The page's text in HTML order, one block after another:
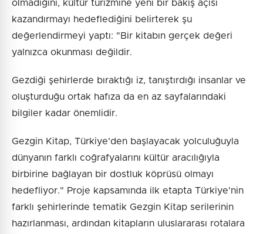
olmadığını, kültür turizmine yeni bir bakış açısı
kazandırmayı hedeflediğini belirterek şu
değerlendirmeyi yaptı: "Bir kitabın gerçek değeri
yalnızca okunması değildir.
Gezdiği şehirlerde bıraktığı iz, tanıştırdığı insanlar ve
oluşturduğu ortak hafıza da en az sayfalarındaki
bilgiler kadar önemlidir.
Gezgin Kitap, Türkiye'den başlayacak yolculuğuyla
dünyanın farklı coğrafyalarını kültür aracılığıyla
birbirine bağlayan bir dostluk köprüsü olmayı
hedefliyor." Proje kapsamında ilk etapta Türkiye'nin
farklı şehirlerinde tematik Gezgin Kitap serilerinin
hazırlanması, ardından kitapların uluslararası rotalara